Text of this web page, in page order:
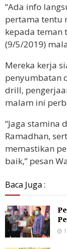
“Ada info
pertama tentu
kepada teman
(9/5/2019)
Mereka kerja
penyumbatan
drill,
malam ini
“Jaga stamina
Ramadhan,
memastikan
baik,” pesan
Baca Juga :